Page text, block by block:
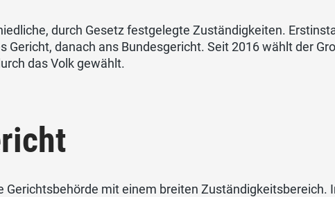
durch Gesetz festgelegte Zuständigkeiten.
danach ans Bundesgericht. Seit 2016 wählt der
das Volk gewählt.
Gerichtsbehörde mit einem breiten Zuständigkeitsbereich.